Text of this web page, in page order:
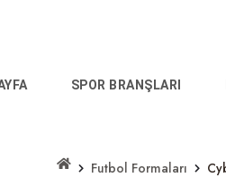
SPOR BRANŞLARI
Futbol Formaları